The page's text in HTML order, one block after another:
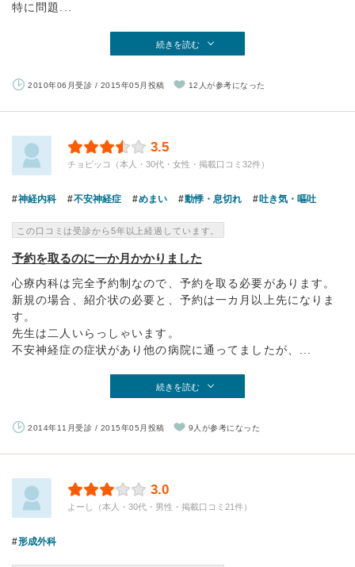
特に問題...
続きを読む
2010年06月受診 / 2015年05月投稿 12人が参考になった
3.5
チョビッコ（本人・30代・女性・掲載口コミ32件）
神経内科 不安神経症 めまい 動悸・息切れ 吐き気・嘔吐
この口コミは受診から5年以上経過しています。
予約を取るのに一か月かかりました
心療内科は完全予約制なので、予約を取る必要があります。
新規の場合、紹介状の必要と、予約は一カ月以上先になりま
す。
先生は二人いらっしゃいます。
不安神経症の症状があり他の病院に通ってましたが、...
続きを読む
2014年11月受診 / 2015年05月投稿 9人が参考になった
3.0
よーし（本人・30代・男性・掲載口コミ21件）
形成外科